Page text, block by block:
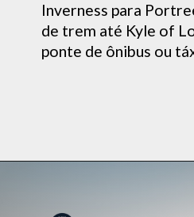
Inverness para
de trem até Kyle of
ponte de ônibus ou